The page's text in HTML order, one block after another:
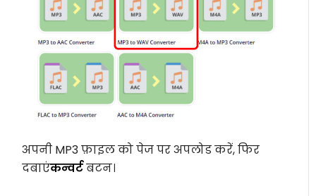
अपनी MP3 फ़ाइल को पेज पर अपलोड करें, फिर
दबाएंकन्वर्टबटन।